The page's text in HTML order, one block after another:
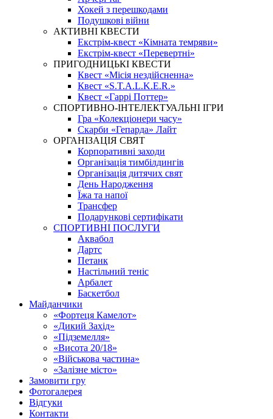
Хокей з перешкодами
Подушкові війни
АКТИВНІ КВЕСТИ
Екстрім-квест «Кімната темряви»
Екстрім-квест «Перевертні»
ПРИГОДНИЦЬКІ КВЕСТИ
Квест «Місія нездійсненна»
Квест «S.T.A.L.K.E.R.»
Квест «Гаррі Поттер»
СПОРТИВНО-ІНТЕЛЕКТУАЛЬНІ ІГРИ
Гра «Колекціонери часу»
Скарби «Гепарда» Лайт
ОРГАНІЗАЦІЯ СВЯТ
Корпоративні заходи
Організація тимбілдингів
Організація дитячих свят
День Народження
Їжа та напої
Трансфер
Подарункові сертифікати
СПОРТИВНІ ПОСЛУГИ
Аквабол
Дартс
Петанк
Настільний теніс
Арбалет
Баскетбол
Майданчики
«Фортеця Камелот»
«Дикий Захід»
«Підземелля»
«Висота 20/18»
«Військова частина»
«Залізне місто»
Замовити гру
Фотогалерея
Відгуки
Контакти